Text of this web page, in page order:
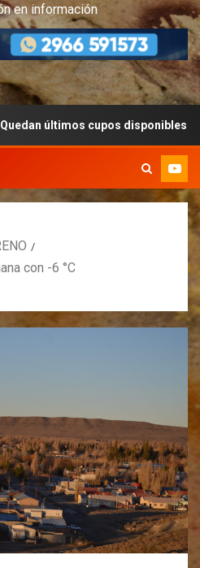
en información
cupos disponibles para
con -6 °C